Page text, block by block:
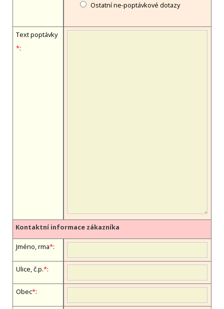
Ostatní ne-poptávkové dotazy
Text poptávky
*:
Kontaktní informace zákazníka
Jméno, firma*:
Ulice, č.p.*:
Obec*: